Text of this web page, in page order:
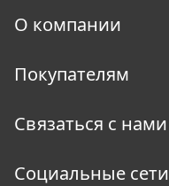
О компании
Покупателям
Связаться с нами
Социальные сети